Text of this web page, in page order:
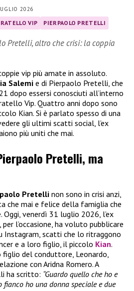
2026
VIP PIERPAOLO PRETELLI
Pretelli, altro che crisi: la coppia
vip più amate in assoluto.
Salemie di Pierpaolo Pretelli, che
dopo essersi conosciuti all’interno
Vip. Quattro anni dopo sono
Kian. Si è parlato spesso di una
gli ultimi scatti social, l’ex
più uniti che mai.
Pretelli, ma
Pretellinon sono in crisi anzi,
che mai e felice della famiglia che
venerdì 31 luglio 2026, l’ex
l’occasione, ha voluto pubblicare
Instagram, scatti che lo ritraggono
e a loro figlio, il piccolo Kian.
del conduttore, Leonardo,
con Aridna Romero. A
ha scritto: “Guardo quello che ho e
ho una donna speciale e due